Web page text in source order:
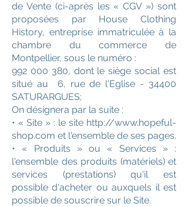
de Vente (ci-après les « CGV ») sont
proposées par House Clothing
History, entreprise immatriculée à la
chambre du commerce de
Montpellier, sous le numéro :
992 000 380, dont le siège social est
situé au 6, rue de l'Eglise - 34400
SATURARGUES;
On désignera par la suite :
• « Site » : le site http://www.hopeful-
shop.com et l'ensemble de ses pages.
• « Produits » ou « Services » :
l'ensemble des produits (matériels) et
services (prestations) qu'il est
possible d'acheter ou auxquels il est
possible de souscrire sur le Site.